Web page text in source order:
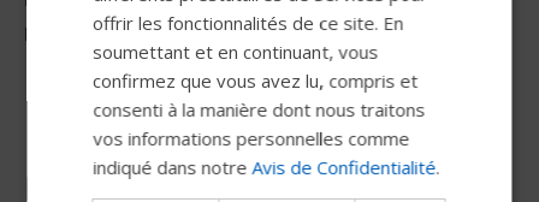
protéger le contenu.
Ressources
DUTCH
GERMAN
DANISH
NORWEGIAN
offrir les fonctionnalités de ce site. En
soumettant et en continuant, vous
confirmez que vous avez lu, compris et
consenti à la manière dont nous traitons
vos informations personnelles comme
indiqué dans notreAvis de Confidentialité.